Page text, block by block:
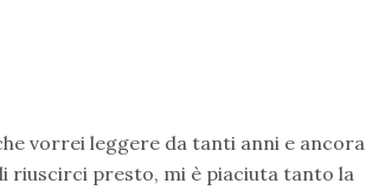
vorrei leggere da tanti anni e ancora
riuscirci presto, mi è piaciuta tanto la